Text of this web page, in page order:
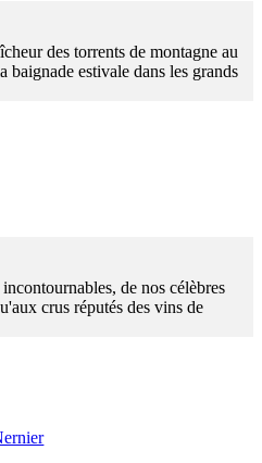
des torrents de montagne au
baignade estivale dans les grands
de nos célèbres
crus réputés des vins de